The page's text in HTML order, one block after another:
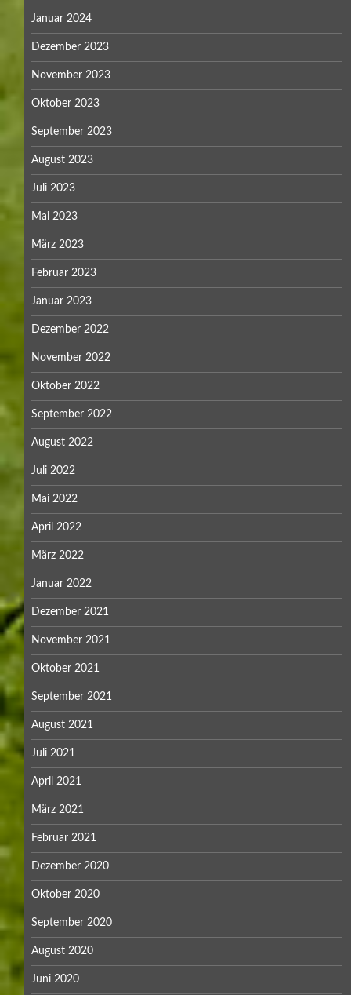
Januar 2024
Dezember 2023
November 2023
Oktober 2023
September 2023
August 2023
Juli 2023
Mai 2023
März 2023
Februar 2023
Januar 2023
Dezember 2022
November 2022
Oktober 2022
September 2022
August 2022
Juli 2022
Mai 2022
April 2022
März 2022
Januar 2022
Dezember 2021
November 2021
Oktober 2021
September 2021
August 2021
Juli 2021
April 2021
März 2021
Februar 2021
Dezember 2020
Oktober 2020
September 2020
August 2020
Juni 2020